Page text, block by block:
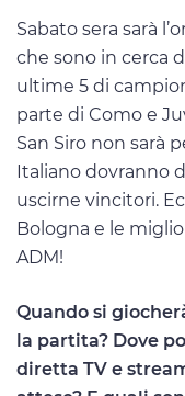
Sabato sera sarà
che sono in cerca
ultime 5 di
parte di Como e
San Siro non sarà
Italiano dovranno
uscirne vincitori.
Bologna e le
ADM!
Quando si
la partita? Dove
diretta TV e